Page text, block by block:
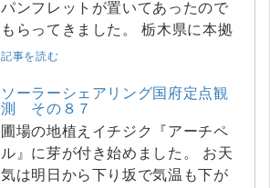
パンフレットが置いてあったので
もらってきました。 栃木県に本拠
記事を読む
ソーラーシェアリング国府定点観
測 その８７
圃場の地植えイチジク『アーチペ
ル』に芽が付き始めました。 お天
気は明日から下り坂で気温も下が